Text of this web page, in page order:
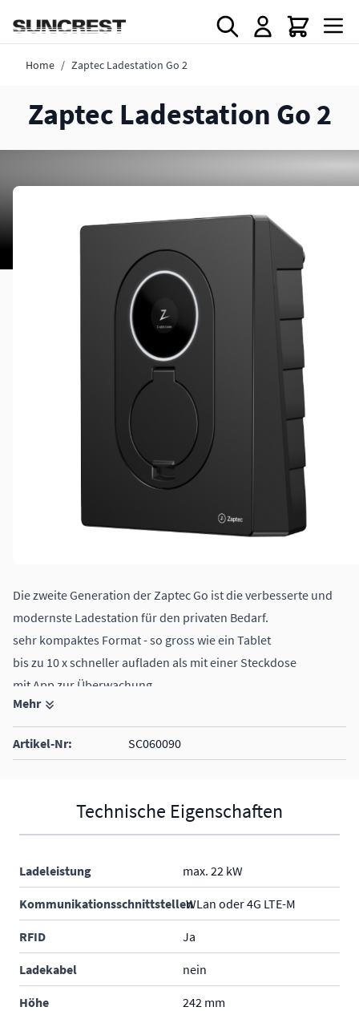
Home / Zaptec Ladestation Go 2
Zaptec Ladestation Go 2
Die zweite Generation der Zaptec Go ist die verbesserte und
modernste Ladestation für den privaten Bedarf.
sehr kompaktes Format - so gross wie ein Tablet
bis zu 10 x schneller aufladen als mit einer Steckdose
mit App zur Überwachung
6 A / Phase
integrierter 3-Phasen-Energiezähler
integrierter Fehlerschutzstromschalter Typ B
Mehr
Artikel-Nr: SC060090
Technische Eigenschaften
Ladeleistung max. 22 kW
KommunikationsschnittstellenWLan oder 4G LTE-M
RFID Ja
Ladekabel nein
Höhe 242 mm